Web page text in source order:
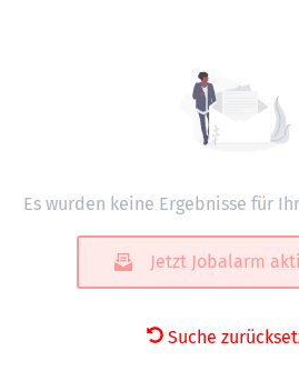
Es wurden keine Ergebnisse für
Jetzt Jobalarm
Suche